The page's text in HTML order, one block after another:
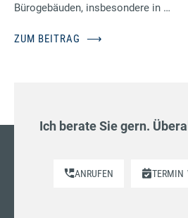
Bürogebäuden, insbesondere in …
ZUM BEITRAG ⟶
Ich berate Sie gern.
ANRUFEN TERMIN